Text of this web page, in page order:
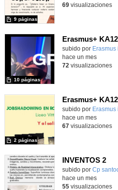
9 páginas
69visualizaciones
Contenido
subido por
10 páginas
hace un mes
72 visualizaciones
Contenido
subido por
2 páginas
hace un mes
67visualizaciones
INVENTOS 2
Contenido
subido por Cp
hace un mes
55visualizaciones